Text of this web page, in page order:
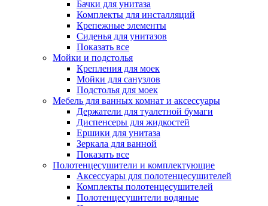
Бачки для унитаза
Комплекты для инсталляций
Крепежные элементы
Сиденья для унитазов
Показать все
Мойки и подстолья
Крепления для моек
Мойки для санузлов
Подстолья для моек
Мебель для ванных комнат и аксессуары
Держатели для туалетной бумаги
Диспенсеры для жидкостей
Ершики для унитаза
Зеркала для ванной
Показать все
Полотенцесушители и комплектующие
Аксессуары для полотенцесушителей
Комплекты полотенцесушителей
Полотенцесушители водяные